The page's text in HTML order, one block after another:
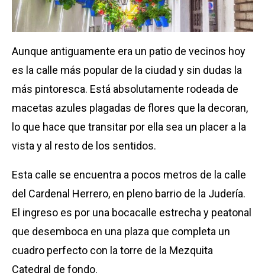
Aunque antiguamente era un patio de vecinos hoy
es la calle más popular de la ciudad y sin dudas la
más pintoresca. Está absolutamente rodeada de
macetas azules plagadas de flores que la decoran,
lo que hace que transitar por ella sea un placer a la
vista y al resto de los sentidos.
Esta calle se encuentra a pocos metros de la calle
del Cardenal Herrero, en pleno barrio de la Judería.
El ingreso es por una bocacalle estrecha y peatonal
que desemboca en una plaza que completa un
cuadro perfecto con la torre de la Mezquita
Catedral de fondo.